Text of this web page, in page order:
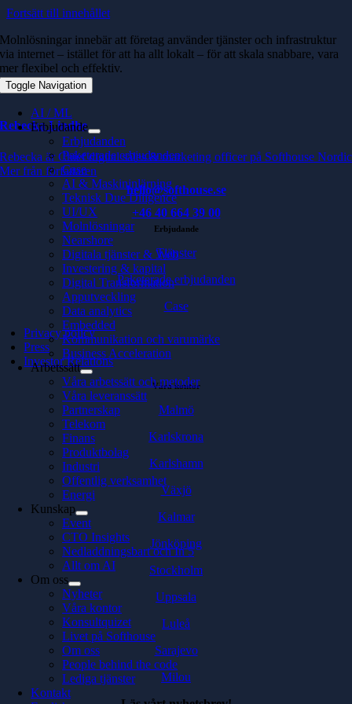
Fortsätt till innehållet
Toggle Navigation
AI / ML
Erbjudande
Erbjudanden
Paketerade erbjudanden
Case
AI & Maskininlärning
Teknisk Due Diligence
UI/UX
Molnlösningar
Nearshore
Digitala tjänster & Web
Investering & kapital
Digital Transformation
Apputveckling
Data analytics
Embedded
Kommunikation och varumärke
Business Acceleration
Arbetssätt
Våra arbetssätt och metoder
Våra leveranssätt
Partnerskap
Telekom
Finans
Produktbolag
Industri
Offentlig verksamhet
Energi
Kunskap
Event
CTO Insights
Nedladdningsbart och In 5
Allt om AI
Om oss
Nyheter
Våra kontor
Konsultquizet
Livet på Softhouse
Om oss
People behind the code
Lediga tjänster
Kontakt
Molnlösningar innebär att företag använder tjänster och infrastruktur
via internet – istället för att ha allt lokalt – för att skala snabbare, vara
mer flexibel och effektiv.
Rebecka Lindhe
Rebecka är Chief digital sales & marketing officer på Softhouse Nordic
Mer från författaren
hello@softhouse.se
+46 40 664 39 00
Erbjudande
Tjänster
Paketerade erbjudanden
Case
Privacy policy
Press
Investor Relations
Våra kontor
Malmö
Karlskrona
Karlshamn
Växjö
Kalmar
Jönköping
Stockholm
Uppsala
Luleå
Sarajevo
Milou